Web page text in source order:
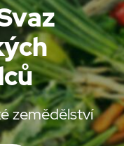
zemědělství